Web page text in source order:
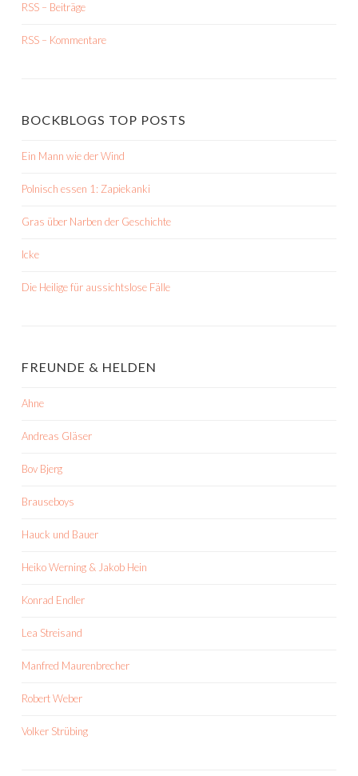
RSS – Beiträge
RSS – Kommentare
BOCKBLOGS TOP POSTS
Ein Mann wie der Wind
Polnisch essen 1: Zapiekanki
Gras über Narben der Geschichte
Icke
Die Heilige für aussichtslose Fälle
FREUNDE & HELDEN
Ahne
Andreas Gläser
Bov Bjerg
Brauseboys
Hauck und Bauer
Heiko Werning & Jakob Hein
Konrad Endler
Lea Streisand
Manfred Maurenbrecher
Robert Weber
Volker Strübing